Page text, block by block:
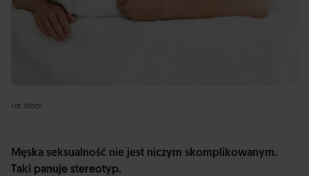
Fot. iStock
Męska seksualność nie jest niczym skomplikowanym.
Taki panuje stereotyp.